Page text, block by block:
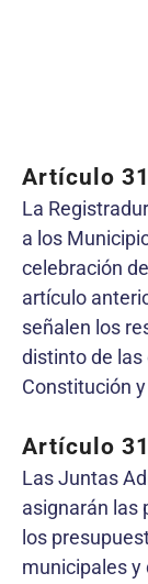
Artículo
La
a los
celebración
artículo
señalen los
distinto de las
Constitución
Artículo
Las Juntas
asignarán las
los
municipales y